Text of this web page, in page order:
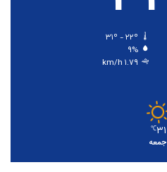
۹%
۱.۷۹ km/h
۳۱℃
جمعه